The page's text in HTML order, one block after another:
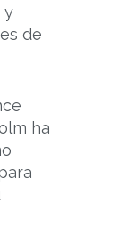
y
de
ha